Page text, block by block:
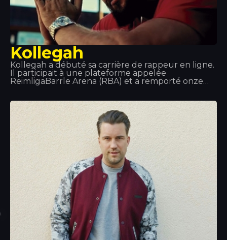
Kollegah
Kollegah a débuté sa carrière de rappeur en ligne.
Il participait à une plateforme appelée
ReimligaBarrle Arena (RBA) et a remporté onze
consacrer entièrement au rap et, en 2013, il a reçu
un disque d'or pour sa collaboration à l'album «
Jung, Brutal, Gutassenhend 2 » avec Farid Band.
En décembre 2014, avec Zuhältertape Vol. 4, il s'est
classé numéro 1 des ventes dès la première